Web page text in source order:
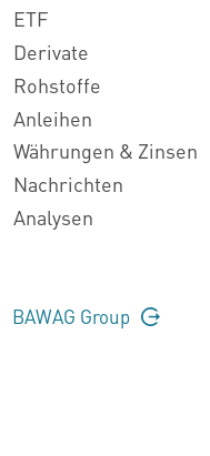
ETF
Derivate
Rohstoffe
Anleihen
Währungen & Zinsen
Nachrichten
Analysen
BAWAG Group